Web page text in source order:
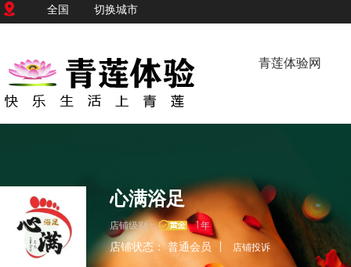
全国 切换城市
青莲体验网
心满浴足
店铺级别： 1年
店铺状态：普通会员 店铺投诉